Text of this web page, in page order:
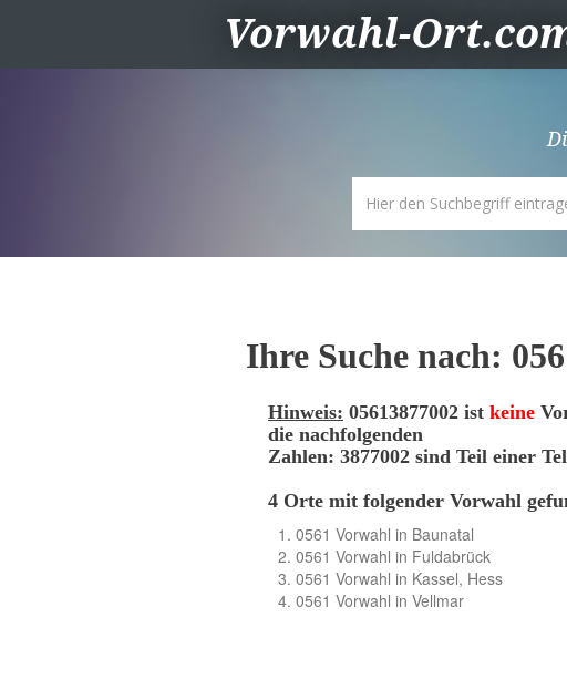
Vorwahl-
Ihre Suche nach:
Hinweis: 05613877002 ist keine
die nachfolgenden
Zahlen: 3877002 sind Teil einer
4 Orte mit folgender Vorwahl
0561 Vorwahl in Baunatal
0561 Vorwahl in Fuldabrück
0561 Vorwahl in Kassel, Hess
0561 Vorwahl in Vellmar